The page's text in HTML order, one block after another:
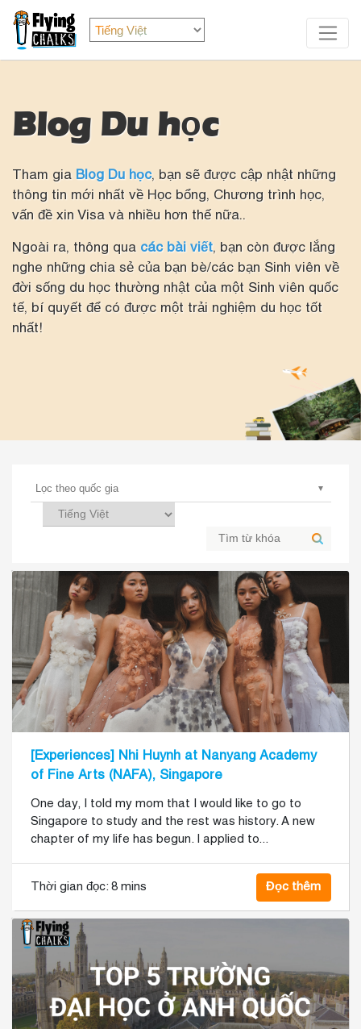
Blog Du học
Tham gia Blog Du học, bạn sẽ được cập nhật những
thông tin mới nhất về Học bổng, Chương trình học,
vấn đề xin Visa và nhiều hơn thế nữa..
Ngoài ra, thông qua các bài viết, bạn còn được lắng
nghe những chia sẻ của bạn bè/các bạn Sinh viên về
đời sống du học thường nhật của một Sinh viên quốc
tế, bí quyết để có được một trải nghiệm du học tốt
nhất!
[Experiences] Nhi Huynh at Nanyang Academy
of Fine Arts (NAFA), Singapore
One day, I told my mom that I would like to go to
Singapore to study and the rest was history. A new
chapter of my life has begun. I applied to...
Thời gian đọc: 8 mins Đọc thêm